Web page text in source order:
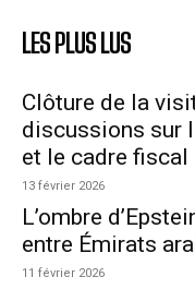
LES PLUS LUS
Clôture de la
discussions sur
et le cadre fiscal
13 février 2026
L’ombre
entre Émirats
11 février 2026